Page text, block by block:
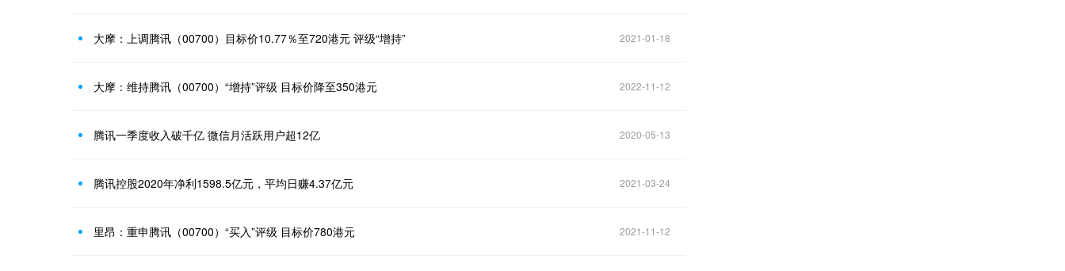
大摩：上调腾讯（00700）目标价10.77％至720港元 评级“增持” 2021-01-18
大摩：维持腾讯（00700）“增持”评级 目标价降至350港元 2022-11-12
腾讯一季度收入破千亿 微信月活跃用户超12亿 2020-05-13
腾讯控股2020年净利1598.5亿元，平均日赚4.37亿元 2021-03-24
里昂：重申腾讯（00700）“买入”评级 目标价780港元 2021-11-12